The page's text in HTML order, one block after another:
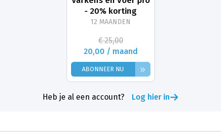
- 20% korting
12 MAANDEN
€ 25,00
20,00 / maand
ABONNEER NU »
Heb je al een account? Log hier in